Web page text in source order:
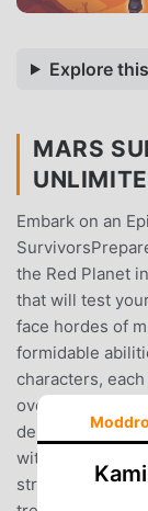
Explore
MARS
Embark on an
the Red Planet
that will test
face hordes of
formidable
characters,
over 10
destruction
with over 200
strategically to